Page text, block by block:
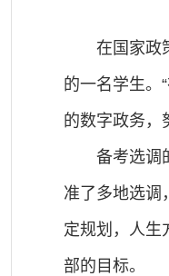
在国家政
的一名学生。
的数字政务，
备考选调
准了多地选调
定规划，人生
部的目标。